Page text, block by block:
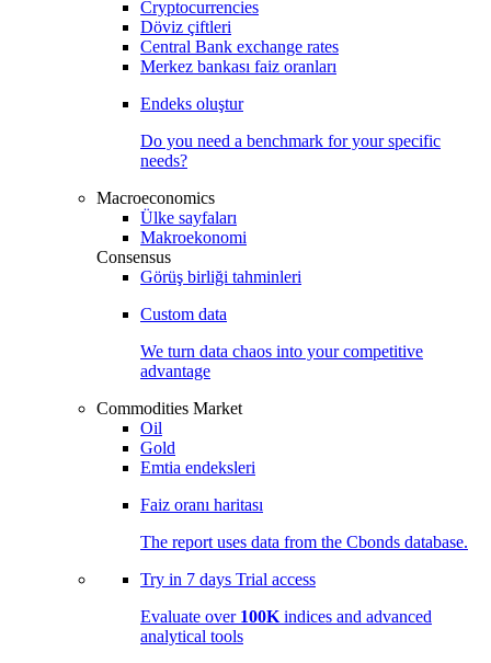
Cryptocurrencies
Döviz çiftleri
Central Bank exchange rates
Merkez bankası faiz oranları
Endeks oluştur
Do you need a benchmark for your specific
needs?
Macroeconomics
Ülke sayfaları
Makroekonomi
Consensus
Görüş birliği tahminleri
Custom data
We turn data chaos into your competitive
advantage
Commodities Market
Oil
Gold
Emtia endeksleri
Faiz oranı haritası
The report uses data from the Cbonds database.
Try in 7 days Trial access
Evaluate over 100K indices and advanced
analytical tools